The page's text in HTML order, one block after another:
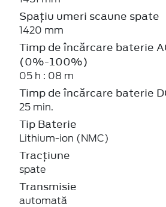
Spațiu umeri scaune spate
1420 mm
Timp de încărcare baterie
(0%-100%)
05 h : 08 m
Timp de încărcare baterie
25 min.
Tip Baterie
Lithium-ion (NMC)
Tracțiune
spate
Transmisie
automată